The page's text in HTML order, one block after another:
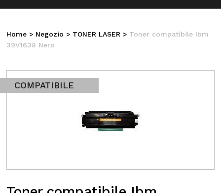
Home > Negozio > TONER LASER > Toner compatibile Ibm
39V1638 Nero
COMPATIBILE